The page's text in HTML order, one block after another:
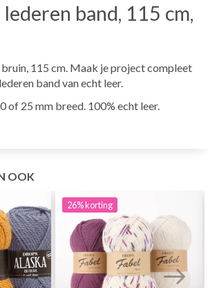
band, 115 cm,
115 cm. Maak je project compleet
band van echt leer.
of 25 mm breed. 100% echt leer.
OOK
26%korting